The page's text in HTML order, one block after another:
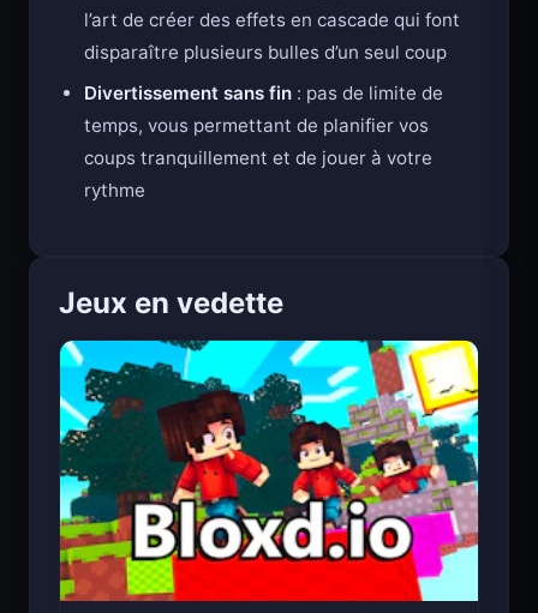
l’art de créer des effets en cascade qui font
disparaître plusieurs bulles d’un seul coup
Divertissement sans fin : pas de limite de
temps, vous permettant de planifier vos
coups tranquillement et de jouer à votre
rythme
Jeux en vedette